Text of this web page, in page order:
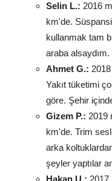
Selin L.: 2016
km'de.
kullanmak tam
araba alsaydım.
Ahmet G.:
Yakıt tüketimi
göre. Şehir
Gizem P.: 2019
km'de. Trim
arka
şeyler yaptılar